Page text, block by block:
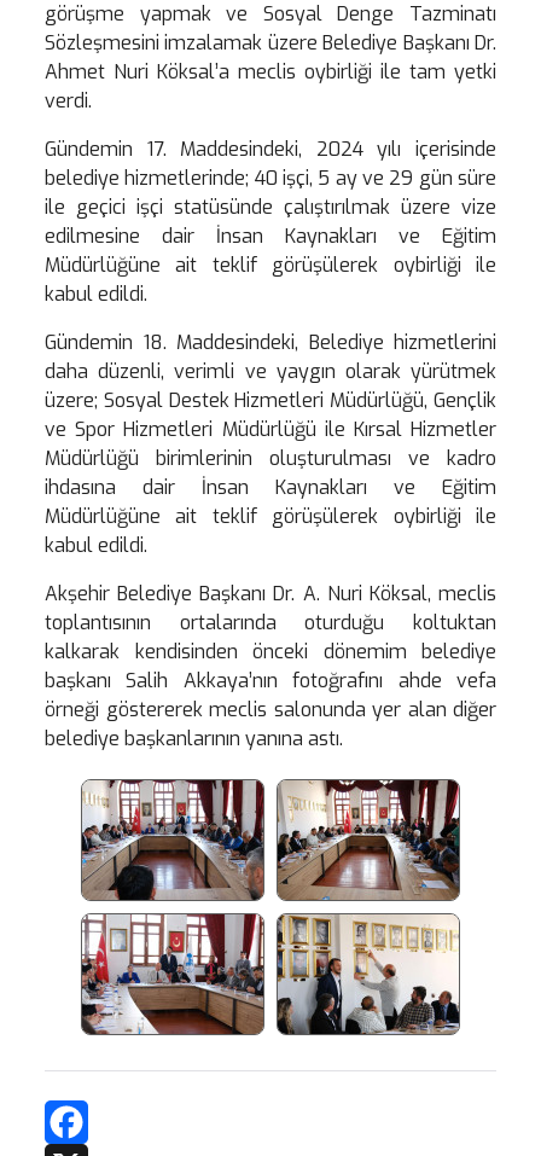
görüşme yapmak ve Sosyal Denge Tazminatı
Sözleşmesini imzalamak üzere Belediye Başkanı Dr.
Ahmet Nuri Köksal’a meclis oybirliği ile tam yetki
verdi.
Gündemin 17. Maddesindeki, 2024 yılı içerisinde
belediye hizmetlerinde; 40 işçi, 5 ay ve 29 gün süre
ile geçici işçi statüsünde çalıştırılmak üzere vize
edilmesine dair İnsan Kaynakları ve Eğitim
Müdürlüğüne ait teklif görüşülerek oybirliği ile
kabul edildi.
Gündemin 18. Maddesindeki, Belediye hizmetlerini
daha düzenli, verimli ve yaygın olarak yürütmek
üzere; Sosyal Destek Hizmetleri Müdürlüğü, Gençlik
ve Spor Hizmetleri Müdürlüğü ile Kırsal Hizmetler
Müdürlüğü birimlerinin oluşturulması ve kadro
ihdasına dair İnsan Kaynakları ve Eğitim
Müdürlüğüne ait teklif görüşülerek oybirliği ile
kabul edildi.
Akşehir Belediye Başkanı Dr. A. Nuri Köksal, meclis
toplantısının ortalarında oturduğu koltuktan
kalkarak kendisinden önceki dönemim belediye
başkanı Salih Akkaya’nın fotoğrafını ahde vefa
örneği göstererek meclis salonunda yer alan diğer
belediye başkanlarının yanına astı.